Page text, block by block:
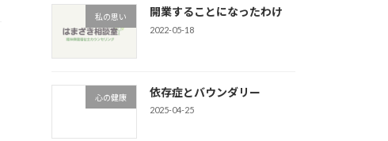
私の思い 開業することになったわけ
2022-05-18
心の健康 依存症とバウンダリー
2025-04-25